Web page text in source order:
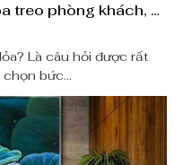
Tư vấn tranh đẹp hợp mệnh hỏa treo phòng khách, phòng làm việc
Là câu hỏi được rất
bức...